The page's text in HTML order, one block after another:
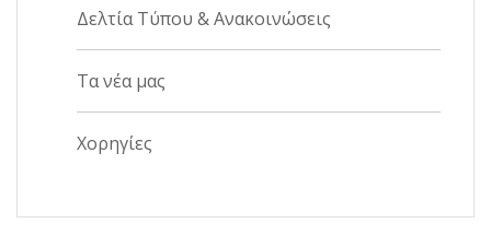
Δελτία Τύπου & Ανακοινώσεις
Τα νέα μας
Χορηγίες